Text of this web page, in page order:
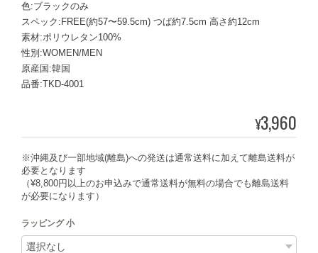
色:ブラックのみ
スペック:FREE(約57〜59.5cm) つば約7.5cm 高さ約12cm
素材:ポリウレタン100%
性別:WOMEN/MEN
原産国:韓国
品番:TKD-4001
¥3,960
※沖縄及び一部地域(離島)への発送は通常送料に加えて離島送料が
必要となります
（¥8,800円以上のお申込みで通常送料が無料の場合でも離島送料
が必要になります）
ラッピング 小